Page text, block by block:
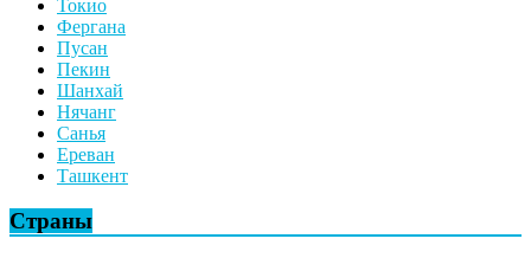
Токио
Фергана
Пусан
Пекин
Шанхай
Нячанг
Санья
Ереван
Ташкент
Страны